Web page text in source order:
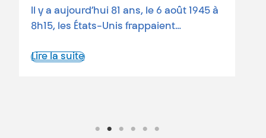
81 ans depuis les bombardements
atomiques Le 6 août 1945, une bombe